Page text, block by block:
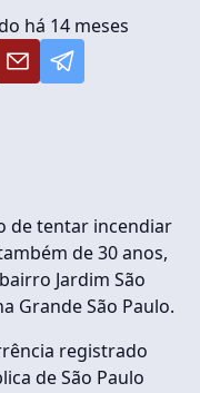
há 14 meses
de tentar incendiar
de 30 anos,
Jardim São
Grande São Paulo.
registrado
de São Paulo